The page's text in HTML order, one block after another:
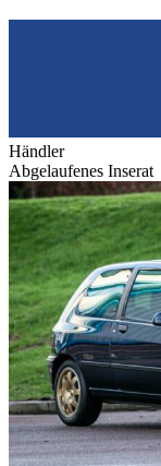
Händler
Abgelaufenes Inserat